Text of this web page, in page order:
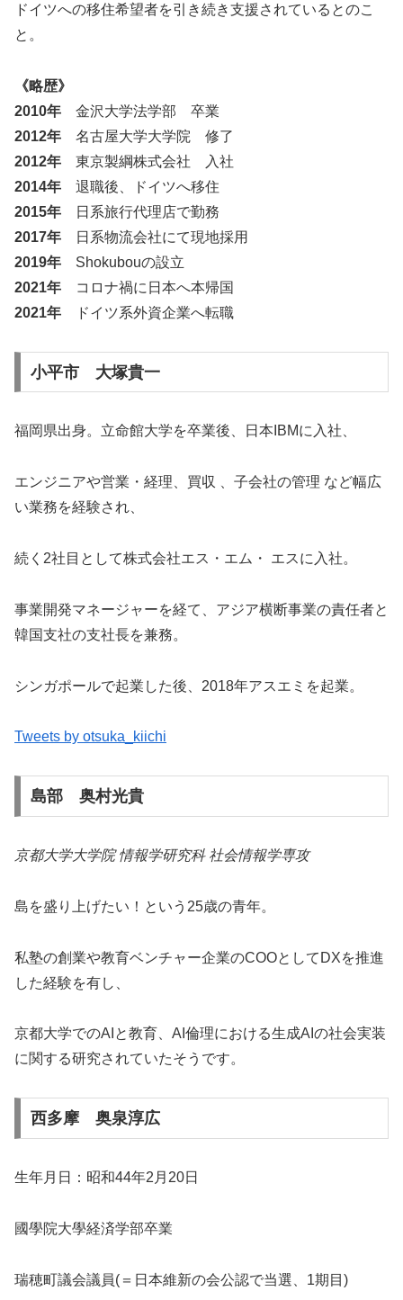
ドイツへの移住希望者を引き続き支援されているとのこ
と。
《略歴》
2010年 金沢大学法学部 卒業
2012年 名古屋大学大学院 修了
2012年 東京製綱株式会社 入社
2014年 退職後、ドイツへ移住
2015年 日系旅行代理店で勤務
2017年 日系物流会社にて現地採用
2019年 Shokubouの設立
2021年 コロナ禍に日本へ本帰国
2021年 ドイツ系外資企業へ転職
小平市 大塚貴一
福岡県出身。立命館大学を卒業後、日本IBMに入社、
エンジニアや営業・経理、買収 、子会社の管理 など幅広
い業務を経験され、
続く2社目として株式会社エス・エム・ エスに入社。
事業開発マネージャーを経て、アジア横断事業の責任者と
韓国支社の支社長を兼務。
シンガポールで起業した後、2018年アスエミを起業。
Tweets by otsuka_kiichi
島部 奥村光貴
京都大学大学院 情報学研究科 社会情報学専攻
島を盛り上げたい！という25歳の青年。
私塾の創業や教育ベンチャー企業のCOOとしてDXを推進
した経験を有し、
京都大学でのAIと教育、AI倫理における生成AIの社会実装
に関する研究されていたそうです。
西多摩 奥泉淳広
生年月日：昭和44年2月20日
國學院大學経済学部卒業
瑞穂町議会議員(＝日本維新の会公認で当選、1期目)